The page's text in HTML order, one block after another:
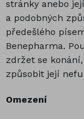
stránky anebo
a podobných
předešlého
Benepharma.
zdržet se
způsobit její
Omezení